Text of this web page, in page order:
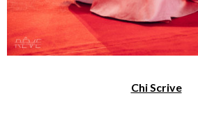
Chi Scrive